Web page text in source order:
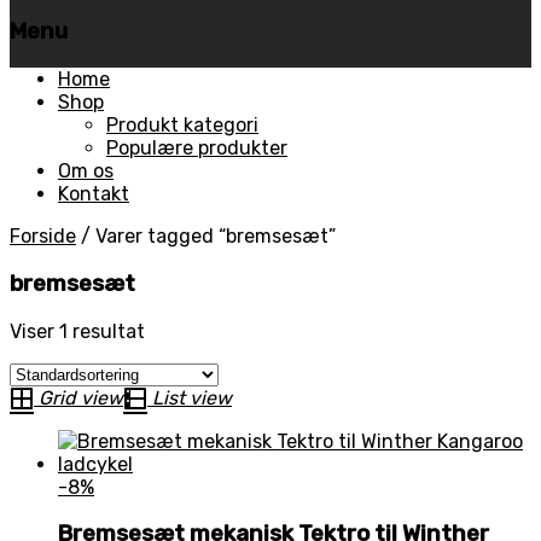
Menu
Skip
Home
Shop
Produkt kategori
Populære produkter
Om os
Kontakt
Forside / Varer tagged “bremsesæt”
bremsesæt
Viser 1 resultat
Grid view List view
-8%
Bremsesæt mekanisk Tektro til Winther